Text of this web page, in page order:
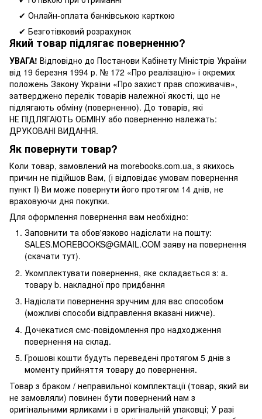
✔ Онлайн-оплата банківською карткою
✔ Безготівковий розрахунок
Який товар підлягає поверненню?
УВАГА! Відповідно до Постанови Кабінету Міністрів України
від 19 березня 1994 р. № 172 «Про реалізацію» і окремих
положень Закону України «Про захист прав споживачів»,
затверджено перелік товарів належної якості, що не
підлягають обміну (поверненню). До товарів, які
НЕ ПІДЛЯГАЮТЬ ОБМІНУ або поверненню належать:
ДРУКОВАНІ ВИДАННЯ.
Як повернути товар?
Коли товар, замовлений на morebooks.com.ua, з якихось
причин не підійшов Вам, (і відповідає умовам повернення
пункт I) Ви може повернути його протягом 14 днів, не
враховуючи дня покупки.
Для оформлення повернення вам необхідно:
Заповнити та обов'язково надіслати на пошту:
SALES.MOREBOOKS@GMAIL.COM заяву на повернення
(скачати тут).
Укомплектувати повернення, яке складається з: a.
товару b. накладної про придбання
Надіслати повернення зручним для вас способом
(можливі способи відправлення вказані нижче).
Дочекатися смс-повідомлення про надходження
повернення на склад.
Грошові кошти будуть переведені протягом 5 днів з
моменту прийняття товару до повернення.
Товар з браком / неправильної комплектації (товар, який ви
не замовляли) повинен бути повернений нам з
оригінальними ярликами і в оригінальній упаковці; У разі